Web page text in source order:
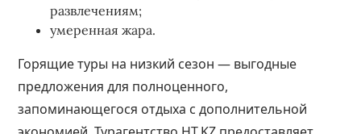
развлечениям;
умеренная жара.
Горящие туры на низкий сезон — выгодные
предложения для полноценного,
запоминающегося отдыха с дополнительной